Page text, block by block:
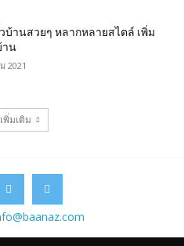
บ้านสวยๆ หลากหลายสไตล์ เพิ่ม
าน
2021
พิ่มเติม